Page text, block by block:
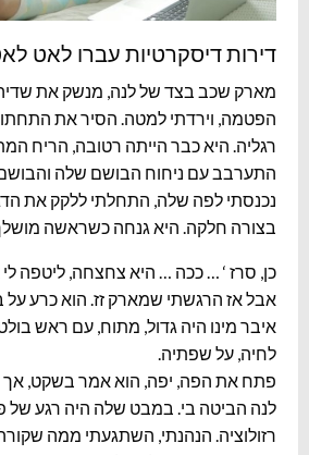
דירות דיסקרטיות עברו לאט
מארק שכב בצד של לנה, מנשק את
הפטמה, וירדתי למטה. הסיר את
רגליה. היא כבר הייתה רטובה, הריח
התערבב עם ניחוח הבושם שלה
נכנסתי לפה שלה, התחלתי ללקק את
בצורה חלקה. היא גנחה כשראשה
כן, סרז ‘ … ככה … היא צחצחה, ליטפה
אבל אז הרגשתי שמארק זז. הוא כרע על
איבר מינו היה גדול, מתוח, עם ראש
לחיה, על שפתיה.
פתח את הפה, יפה, הוא אמר בשקט,
לנה הביטה בי. במבט שלה היה רגע של
רזולוציה. הנהנתי, השתגעתי ממה